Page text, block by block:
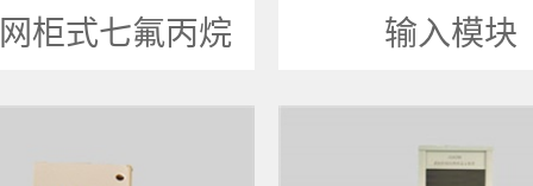
柜式七氟丙烷 输入模块